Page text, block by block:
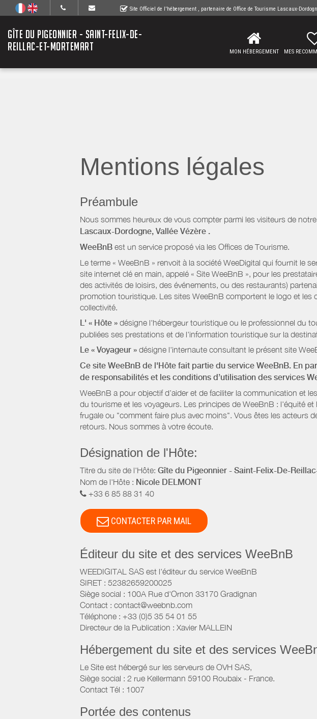
Site Officiel de l'hébergement , partenaire de Office de Tourisme Lascaux-
GÎTE DU PIGEONNIER - SAINT-FELIX-DE-
REILLAC-ET-MORTEMART
MON HÉBERGEMENT MES
Mentions légales
Préambule
Nous sommes heureux de vous compter parmi les visiteurs de
Lascaux-Dordogne, Vallée Vézère .
WeeBnB est un service proposé via les Offices de Tourisme.
Le terme « WeeBnB » renvoit à la société WeeDigital qui fournit le
site internet clé en main, appelé « Site WeeBnB », pour les
des activités de loisirs, des événements, ou des restaurants)
promotion touristique. Les sites WeeBnB comportent le logo et les
collectivité.
L' « Hôte » désigne l'hébergeur touristique ou le professionnel du
publiées ses prestations et de l'information touristique sur la
Le « Voyageur » désigne l'internaute consultant le présent site
Ce site WeeBnB de l'Hôte fait partie du service WeeBnB. En
de responsabilités et les conditions d’utilisation des services
WeeBnB a pour objectif d’aider et de faciliter la communication et
du tourisme et les voyageurs. Les principes de WeeBnB : l'équité
frugale ou "comment faire plus avec moins". Vous êtes les acteurs
retours. Nous sommes à votre écoute.
Désignation de l'Hôte:
Titre du site de l'Hôte: Gîte du Pigeonnier - Saint-Felix-De-
Nom de l'Hôte : Nicole DELMONT
+33 6 85 88 31 40
CONTACTER PAR MAIL
Éditeur du site et des services WeeBnB
WEEDIGITAL SAS est l'éditeur du service WeeBnB
SIRET : 52382659200025
Siège social : 100A Rue d'Ornon 33170 Gradignan
Contact : contact@weebnb.com
Téléphone : +33 (0)5 35 54 01 55
Directeur de la Publication : Xavier MALLEIN
Hébergement du site et des services
Le Site est hébergé sur les serveurs de OVH SAS,
Siège social : 2 rue Kellermann 59100 Roubaix - France.
Contact Tél : 1007
Portée des contenus